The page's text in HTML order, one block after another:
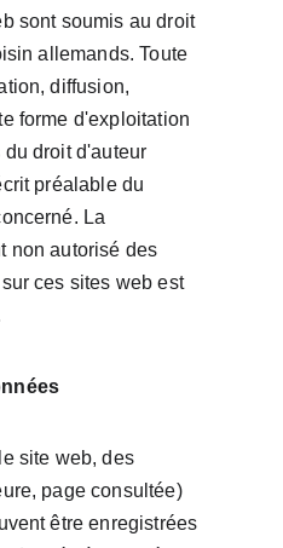
sont soumis au droit
allemands. Toute
diffusion,
forme d'exploitation
droit d'auteur
préalable du
La
non autorisé des
ces sites web est
site web, des
page consultée)
être enregistrées